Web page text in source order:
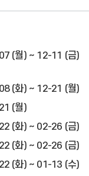
(월) ~ 12-11 (금)
(화) ~ 12-21 (월)
(월)
(화) ~ 02-26 (금)
(화) ~ 02-26 (금)
(화) ~ 01-13 (수)